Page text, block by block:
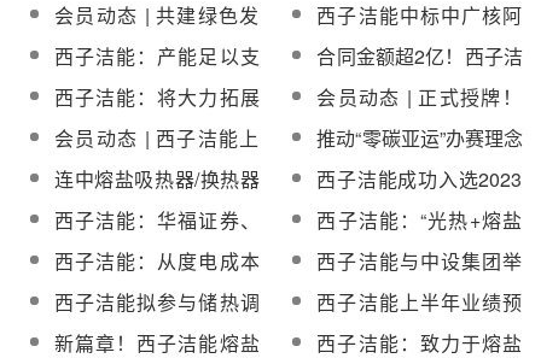
会员动态 | 共建绿色发
展“强引擎”！西子洁能与
中电新能源签署战略合
作协议
西子洁能中标中广核阿
里雪域高原50MW光热
发电项目蒸汽发生系统
西子洁能：产能足以支
撑光热市场新增订单
合同金额超2亿！西子洁
能签订多能联储EPC总
承包工程合同
西子洁能：将大力拓展
熔盐储能等储能技术在
多场景的应用
会员动态 | 正式授牌！
西子洁能成为杭州亚运
会官方供应商
会员动态 | 西子洁能上
榜“杭州市十大低碳应用
场景”
推动“零碳亚运”办赛理念
落地！西子洁能采用清
洁光储“点亮”亚运主媒体
中心
连中熔盐吸热器/换热器
订单！西子洁能光热市
场订单获批量突破
西子洁能成功入选2023
年度浙江省科技领军企
业
西子洁能：华福证券、
宁波宁电投资发展有限
公司等机构对公司光热
订单等方向进行调研
西子洁能：“光热+熔盐
储能”应用面打开，执行
光热项目超过1GW
西子洁能：从度电成本
考虑，目前光热发电较
光伏发电并不具备明显
优势
西子洁能与中设集团举
行战略合作协议暨尼日
利亚阿布贾项目签约仪
式
西子洁能拟参与储热调
峰灵活性改造示范项目
西子洁能上半年业绩预
增923%至1195%！
新篇章！西子洁能熔盐
西子洁能：致力于熔盐